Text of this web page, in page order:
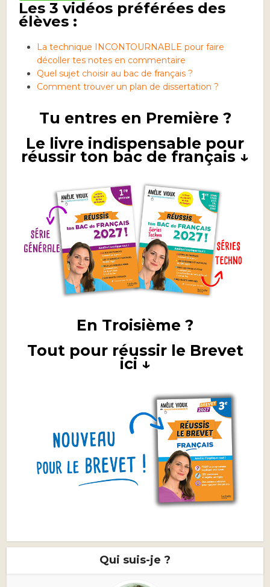
Les 3 vidéos préférées des
élèves :
La technique INCONTOURNABLE pour faire
décoller tes notes en commentaire
Quel sujet choisir au bac de français ?
Comment trouver un plan de dissertation ?
Tu entres en Première ?
Le livre indispensable pour
réussir ton bac de français ↓
En Troisième ?
Tout pour réussir le Brevet
ici ↓
Qui suis-je ?